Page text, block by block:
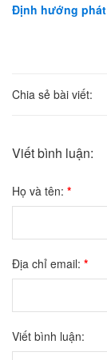
Định hướng phát
Chia sẻ bài viết:
Viết bình luận:
Họ và tên: *
Địa chỉ email: *
Viết bình luận: